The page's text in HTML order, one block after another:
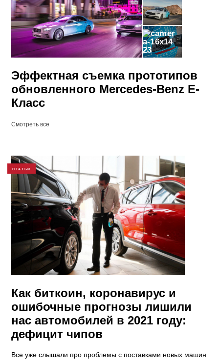
23
Эффектная съемка прототипов
обновленного Mercedes-Benz E-
Класс
Смотреть все
СТАТЬИ
Как биткоин, коронавирус и
ошибочные прогнозы лишили
нас автомобилей в 2021 году:
дефицит чипов
Все уже слышали про проблемы с поставками новых машин